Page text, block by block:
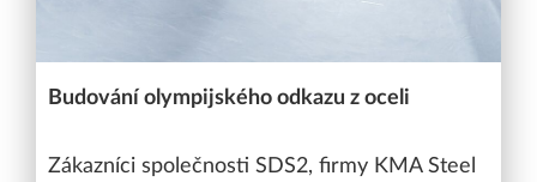
Budování olympijského odkazu z oceli
Zákazníci společnosti SDS2, firmy KMA Steel